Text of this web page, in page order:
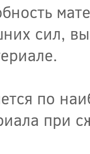
сил,
по
при